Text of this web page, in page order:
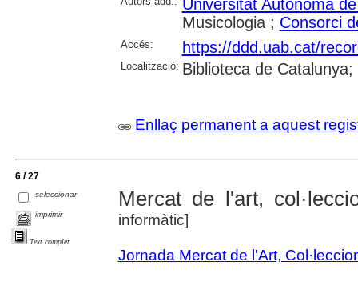
Universitat Autònoma
Musicologia ; Consorci
Accés: https://ddd.uab.cat/
Localització: Biblioteca de
Enllaç permanent a aquest
6 / 27
seleccionar
imprimir
Text complet
Mercat de l'art,
informàtic]
Jornada Mercat de l'Art,